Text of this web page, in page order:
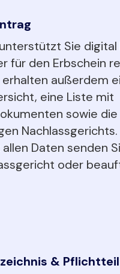
Sie
für den Erbschein
erhalten außerdem
eine Liste mit
sowie die
Nachlassgerichts.
Daten senden
oder
& Pflichtteil